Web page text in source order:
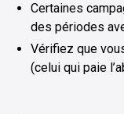
Certaines
des périodes
Vérifiez que
(celui qui paie